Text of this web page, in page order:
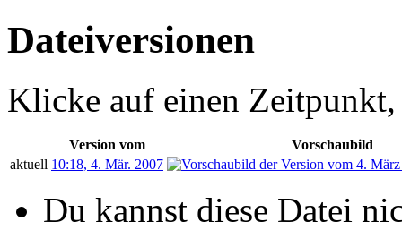
Dateiversionen
Klicke auf einen Zeitpunkt,
Version vom
Vorschaubild
aktuell 10:18, 4. Mär. 2007
Du kannst diese Datei